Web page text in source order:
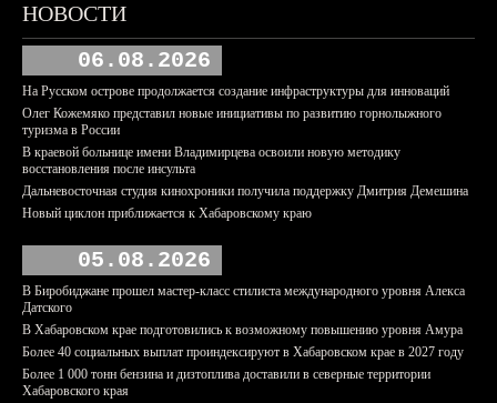
НОВОСТИ
06.08.2026
На Русском острове продолжается создание инфраструктуры для инноваций
Олег Кожемяко представил новые инициативы по развитию горнолыжного
туризма в России
В краевой больнице имени Владимирцева освоили новую методику
восстановления после инсульта
Дальневосточная студия кинохроники получила поддержку Дмитрия Демешина
Новый циклон приближается к Хабаровскому краю
05.08.2026
В Биробиджане прошел мастер-класс стилиста международного уровня Алекса
Датского
В Хабаровском крае подготовились к возможному повышению уровня Амура
Более 40 социальных выплат проиндексируют в Хабаровском крае в 2027 году
Более 1 000 тонн бензина и дизтоплива доставили в северные территории
Хабаровского края